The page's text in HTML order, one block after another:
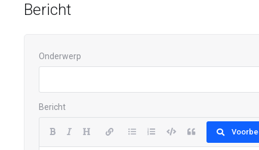
Bericht
Onderwerp
Bericht